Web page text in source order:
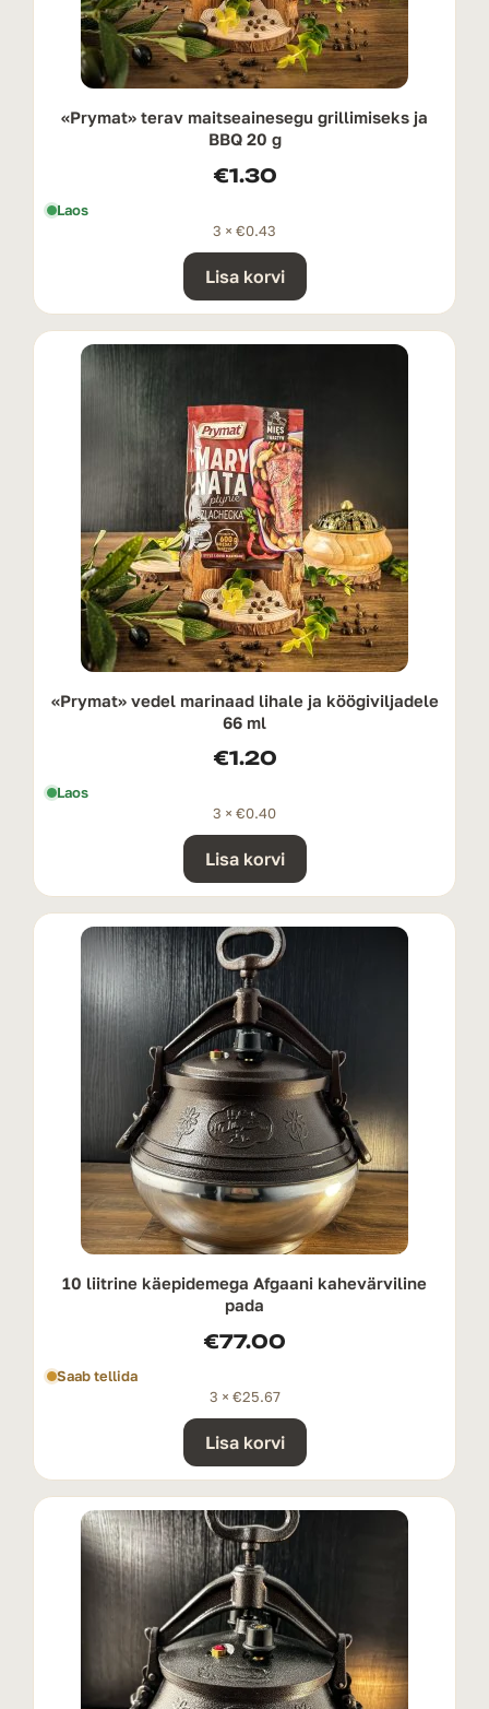
«Prymat» terav maitseainesegu grillimiseks ja
BBQ 20 g
€1.30
Laos
3 × €0.43
Lisa korvi
«Prymat» vedel marinaad lihale ja köögiviljadele
66 ml
€1.20
Laos
3 × €0.40
Lisa korvi
10 liitrine käepidemega Afgaani kahevärviline
pada
€77.00
Saab tellida
3 × €25.67
Lisa korvi